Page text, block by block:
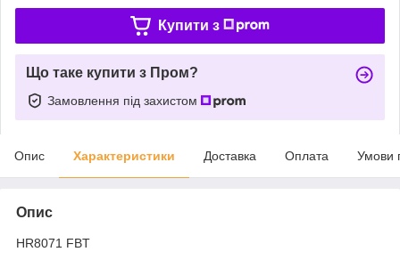
Купити з
Що таке купити з Пром?
Замовлення під захистом
Опис Характеристики Доставка Оплата Умови
Опис
HR8071 FBT